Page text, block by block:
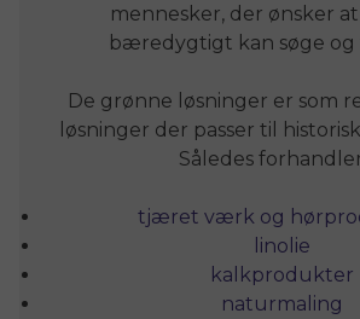
mennesker, der ønsker
bæredygtigt kan søge og
kvalitetsprodukter. Et site der
overskueligt at finde frem
løsninger til byggeri og
De grønne løsninger er som
løsninger der passer til
Således
bl.a.:
tjæret værk og
linolie
kalkprodukter
naturmaling